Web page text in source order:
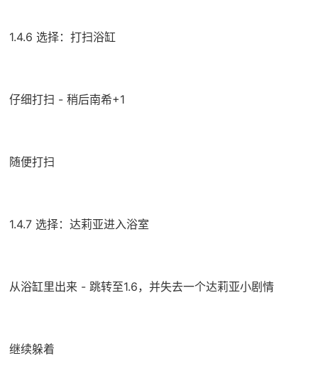
1.4.6 选择：打扫浴缸
仔细打扫 - 稍后南希+1
随便打扫
1.4.7 选择：达莉亚进入浴室
从浴缸里出来 - 跳转至1.6，并失去一个达莉亚小剧情
继续躲着